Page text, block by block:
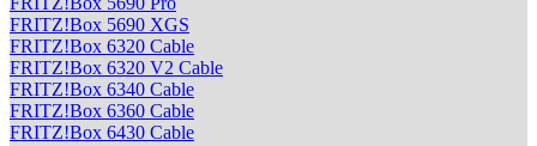
FRITZ!Box 5690 XGS
FRITZ!Box 6320 Cable
FRITZ!Box 6320 V2 Cable
FRITZ!Box 6340 Cable
FRITZ!Box 6360 Cable
FRITZ!Box 6430 Cable